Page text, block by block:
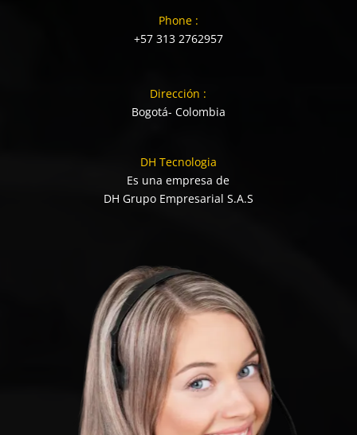
Phone :
+57 313 2762957
Dirección :
Bogotá- Colombia
DH Tecnologia
Es una empresa de
DH Grupo Empresarial S.A.S